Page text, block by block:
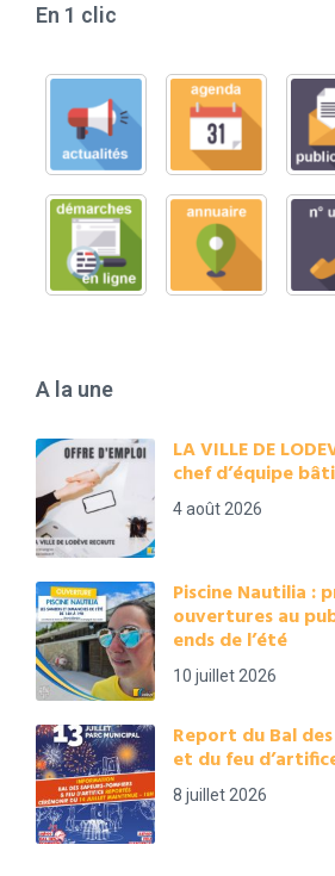
En 1 clic
A la une
LA VILLE DE
chef d’équipe
4 août 2026
Piscine Nautilia :
ouvertures au
ends de l’été
10 juillet 2026
Report du Bal
et du feu
8 juillet 2026